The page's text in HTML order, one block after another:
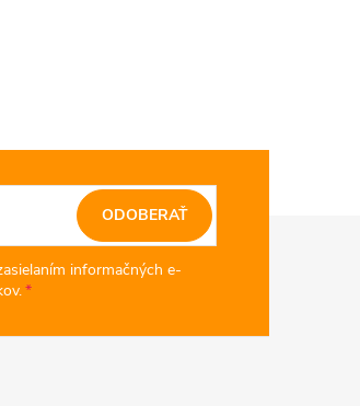
informačných e-
ODOBERAŤ